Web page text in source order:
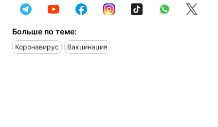
Больше по теме:
Коронавирус Вакцинация